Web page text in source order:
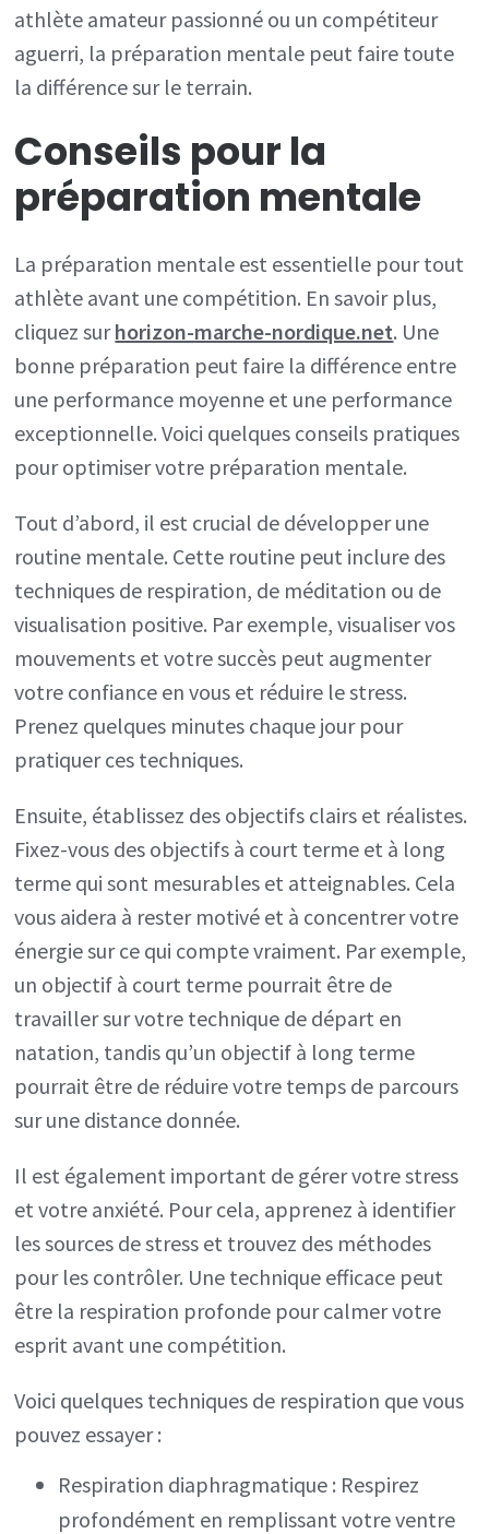
athlète amateur passionné ou un compétiteur
aguerri, la préparation mentale peut faire toute
la différence sur le terrain.
Conseils pour la
préparation mentale
La préparation mentale est essentielle pour tout
athlète avant une compétition. En savoir plus,
cliquez surhorizon-marche-nordique.net. Une
bonne préparation peut faire la différence entre
une performance moyenne et une performance
exceptionnelle. Voici quelques conseils pratiques
pour optimiser votre préparation mentale.
Tout d’abord, il est crucial de développer une
routine mentale. Cette routine peut inclure des
techniques de respiration, de méditation ou de
visualisation positive. Par exemple, visualiser vos
mouvements et votre succès peut augmenter
votre confiance en vous et réduire le stress.
Prenez quelques minutes chaque jour pour
pratiquer ces techniques.
Ensuite, établissez des objectifs clairs et réalistes.
Fixez-vous des objectifs à court terme et à long
terme qui sont mesurables et atteignables. Cela
vous aidera à rester motivé et à concentrer votre
énergie sur ce qui compte vraiment. Par exemple,
un objectif à court terme pourrait être de
travailler sur votre technique de départ en
natation, tandis qu’un objectif à long terme
pourrait être de réduire votre temps de parcours
sur une distance donnée.
Il est également important de gérer votre stress
et votre anxiété. Pour cela, apprenez à identifier
les sources de stress et trouvez des méthodes
pour les contrôler. Une technique efficace peut
être la respiration profonde pour calmer votre
esprit avant une compétition.
Voici quelques techniques de respiration que vous
pouvez essayer :
Respiration diaphragmatique : Respirez
profondément en remplissant votre ventre